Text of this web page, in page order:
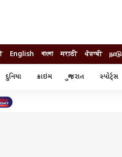
English বাংলা मराठी ਪੰਜਾਬੀ நாடு
દુનિયા ક્રાઇમ ગુજરાત સ્પોર્ટ્સ